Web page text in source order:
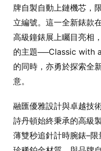
牌自製自動上鏈機芯，
立編號。這一全新錶款
高級鐘錶展上矚目亮相
的主題──Classic with
的同時，亦勇於探索全
意。
融匯優雅設計與卓越技
詩丹頓始終秉承的高級
薄雙秒追針計時腕錶–限